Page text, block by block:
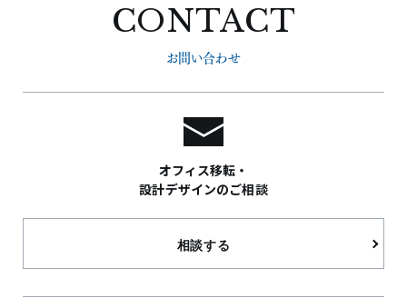
CONTACT
お問い合わせ
オフィス移転・
設計デザインのご相談
相談する